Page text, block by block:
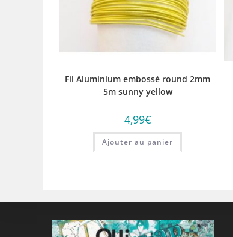
Fil Aluminium embossé round 2mm
5m sunny yellow
4,99€
Ajouter au panier